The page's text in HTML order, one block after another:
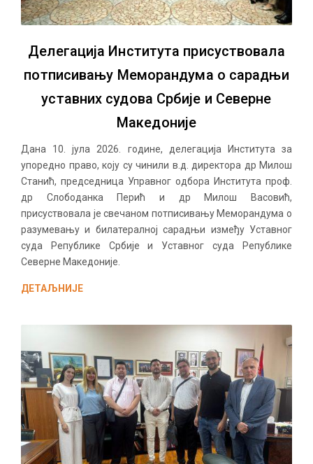
Делегација Института присуствовала
потписивању Меморандума о сарадњи
уставних судова Србије и Северне
Македоније
Дана 10. јула 2026. године, делегација Института за
упоредно право, коју су чинили в.д. директора др Милош
Станић, председница Управног одбора Института проф.
др Слободанка Перић и др Милош Васовић,
присуствовала је свечаном потписивању Меморандума о
разумевању и билатералној сарадњи између Уставног
суда Републике Србије и Уставног суда Републике
Северне Македоније.
ДЕТАЉНИЈЕ